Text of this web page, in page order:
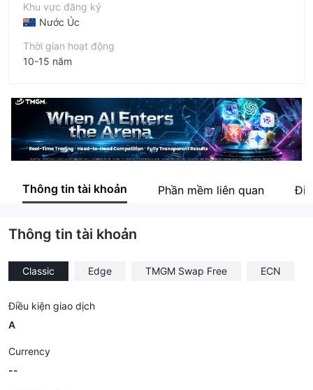
Khu vực đăng ký
Nước Úc
Thời gian hoạt động
10-15 năm
Trademax Australia Limited
Thông tin tài khoản Phần mềm liên quan
Thông tin tài khoản
Classic Edge TMGM Swap Free ECN
Điều kiện giao dịch
A
Currency
--